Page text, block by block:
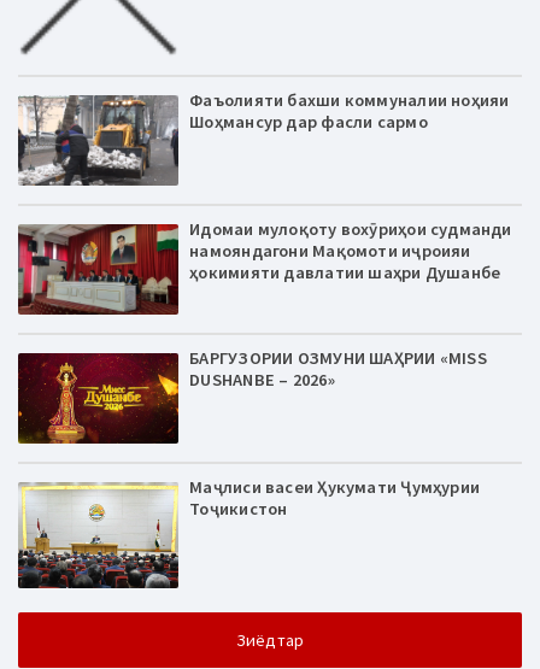
Фаъолияти бахши коммуналии ноҳияи
Шоҳмансур дар фасли сармо
Идомаи мулоқоту вохӯриҳои судманди
намояндагони Мақомоти иҷроияи
ҳокимияти давлатии шаҳри Душанбе
БАРГУЗОРИИ ОЗМУНИ ШАҲРИИ «MISS
DUSHANBE – 2026»
Маҷлиси васеи Ҳукумати Ҷумҳурии
Тоҷикистон
Зиёдтар